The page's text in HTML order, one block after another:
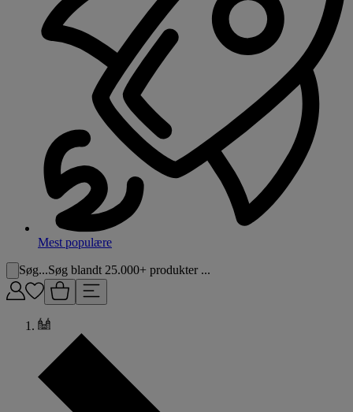
Mest populære
Søg...Søg blandt 25.000+ produkter ...